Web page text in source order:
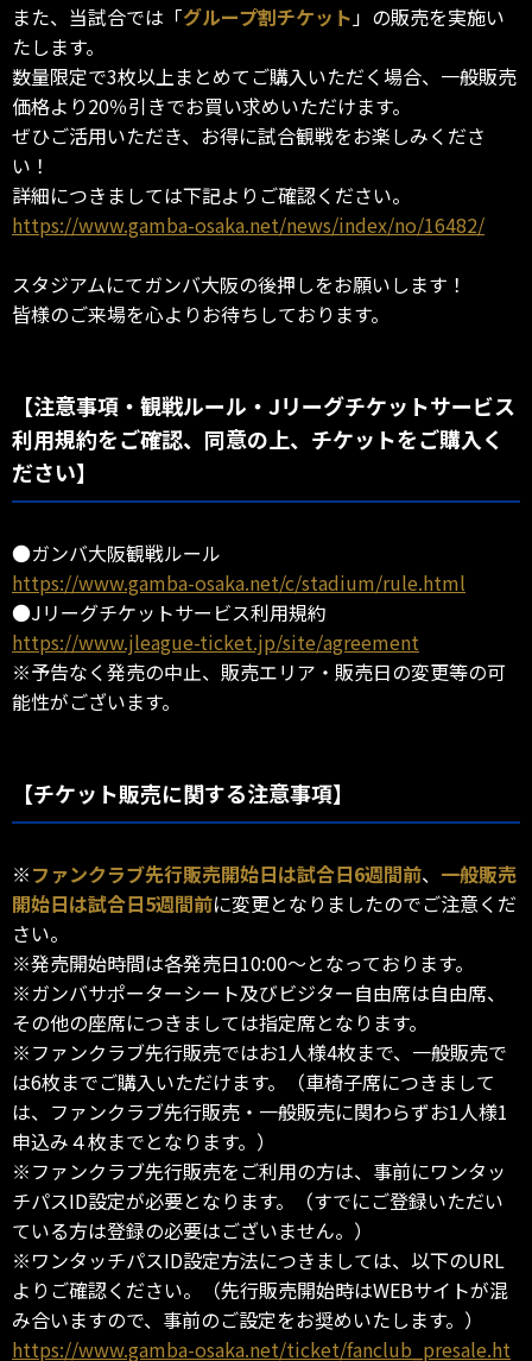
また、当試合では「グループ割チケット 」の販売を実施い
たします。
数量限定で3枚以上まとめてご購入いただく場合、一般販売
価格より20％引きでお買い求めいただけます。
ぜひご活用いただき、お得に試合観戦をお楽しみくださ
い！
詳細につきましては下記よりご確認ください。
https://www.gamba-osaka.net/news/index/no/16482/
スタジアムにてガンバ大阪の後押しをお願いします！
皆様のご来場を心よりお待ちしております。
【注意事項・観戦ルール・Jリーグチケットサービス
利用規約をご確認、同意の上、チケットをご購入く
ださい】
●ガンバ大阪観戦ルール
https://www.gamba-osaka.net/c/stadium/rule.html
●Jリーグチケットサービス利用規約
https://www.jleague-ticket.jp/site/agreement
※予告なく発売の中止、販売エリア・販売日の変更等の可
能性がございます。
【チケット販売に関する注意事項】
※ファンクラブ先行販売開始日は試合日6週間前、 一般販売
開始日は試合日5週間前に変更となりましたのでご注意くだ
さい。
※発売開始時間は各発売日10:00～となっております。
※ガンバサポーターシート及びビジター自由席は自由席、
その他の座席につきましては指定席となります。
※ファンクラブ先行販売ではお1人様4枚まで、一般販売で
は6枚までご購入いただけます。（車椅子席につきまして
は、ファンクラブ先行販売・一般販売に関わらずお1人様1
申込み４枚までとなります。）
※ファンクラブ先行販売をご利用の方は、事前にワンタッ
チパスID設定が必要となります。（すでにご登録いただい
ている方は登録の必要はございません。）
※ワンタッチパスID設定方法につきましては、以下のURL
よりご確認ください。（先行販売開始時はWEBサイトが混
み合いますので、事前のご設定をお奨めいたします。）
https://www.gamba-osaka.net/ticket/fanclub_presale.ht